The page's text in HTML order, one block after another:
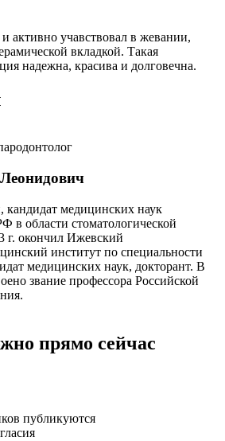
активно учавствовал в жевании,
вкладкой. Такая
надежна, красива и долговечна.
кандидат медицинских наук
в области стоматологической
г. окончил Ижевский
институт по специальности
медицинских наук, докторант. В
звание профессора Российской
прямо сейчас
публикуются